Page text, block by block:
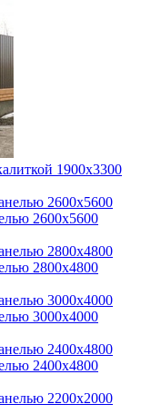
1900x3300
2600x5600
2800x4800
3000x4000
2400x4800